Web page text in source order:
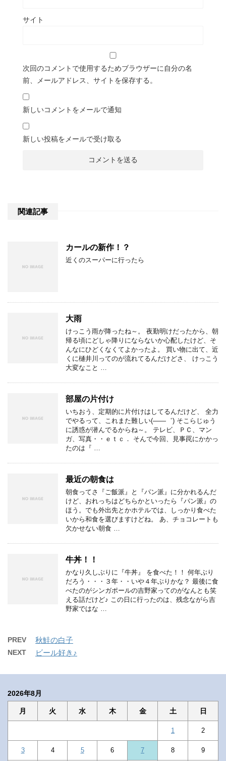
サイト
次回のコメントで使用するためブラウザーに自分の名
前、メールアドレス、サイトを保存する。
新しいコメントをメールで通知
新しい投稿をメールで受け取る
関連記事
カールの新作！？
近くのスーパーに行ったら
大雨
けっこう雨が降ったね～。 夜勤明けだったから、朝
帰る頃にどしゃ降りにならないか心配したけど、そ
んなにひどくなくてよかったよ。 買い物に出て、近
くに樋井川ってのが流れてるんだけどさ、 けっこう
大変なこと …
部屋の片付け
いちおう、定期的に片付けはしてるんだけど、 全力
でやるって、これまた難しい(――゛) そこらじゅう
に誘惑が潜んでるからね～。 テレビ、ＰＣ、マン
ガ、写真・・ｅｔｃ． そんで今回、見事罠にかかっ
たのは『 …
最近の朝食は
朝食ってさ『ご飯派』と『パン派』に分かれるんだ
けど、おれっちはどちらかといったら『パン派』の
ほう。でも外出先とかホテルでは、しっかり食べた
いから和食を選びますけどね。 あ、チョコレートも
欠かせない朝食 …
牛丼！！
かなり久しぶりに『牛丼』 を食べた！！ 何年ぶり
だろう・・・３年・・いや４年ぶりかな？ 最後に食
べたのがシンガポールの吉野家ってのがなんとも笑
える話だけど♪ この日に行ったのは、残念ながら吉
野家ではな …
PREV 秋鮭の白子
NEXT ビール好き♪
2026年8月
月 火 水 木 金 土 日
1 2
3 4 5 6 7 8 9